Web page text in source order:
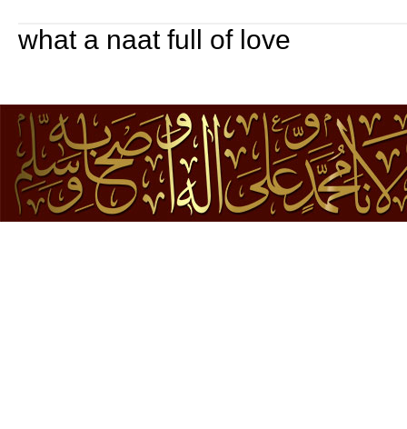
what a naat full of love